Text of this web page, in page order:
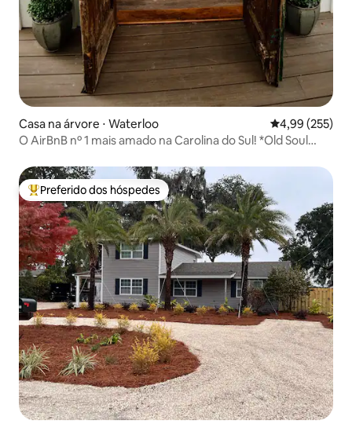
Casa na árvore ⋅ Waterloo 4,99 de uma
4,99 (255)
O AirBnB nº 1 mais amado na Carolina do Sul! *Old Soul
Entre os melhores preferidos dos hóspedes
Preferido dos hóspedes